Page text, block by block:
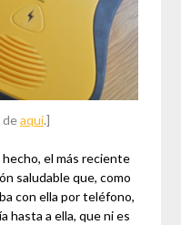
deaquí.]
el más reciente
saludable que, como
con ella por teléfono,
hasta a ella, que ni es